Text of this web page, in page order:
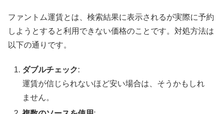
ファントム運賃とは、検索結果に表示されるが実際に予約
しようとすると利用できない価格のことです。対処方法は
以下の通りです。
ダブルチェック:
運賃が信じられないほど安い場合は、そうかもしれ
ません。